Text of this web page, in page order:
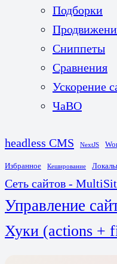
Подборки
Сниппеты
Сравнения
Ускорение
ЧаВО
headless CMS NextJS
Избранное Кеширование
Сеть сайтов -
Управление
Хуки (actions +